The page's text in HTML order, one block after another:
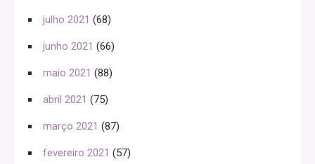
julho 2021 (68)
junho 2021 (66)
maio 2021 (88)
abril 2021 (75)
março 2021 (87)
fevereiro 2021 (57)